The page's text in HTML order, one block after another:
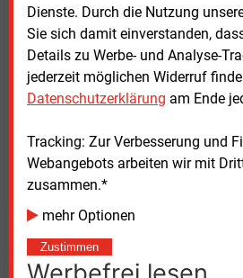
Dienste. Durch die Nutzung
Sie sich damit einverstanden,
Details zu Werbe- und Analyse-
jederzeit möglichen Widerruf
Datenschutzerklärung am Ende
Tracking: Zur Verbesserung und
Webangebots arbeiten wir mit
zusammen.*
mehr Optionen
Zustimmen
Da der Gesetzgebungsprozess
abgeschlossen ist und
die Finanzierung – weiterhin
aktuell nicht abschätzen, wann
finalisiert wird. Aufgrund der
vergangenen Jahren keine
Netzbetreiber an H2 vor Ort zur
Branchenberichts geben. Die
Unternehmen, die bislang nicht
teilgenommen haben, eine
der bestehenden Leitfäden